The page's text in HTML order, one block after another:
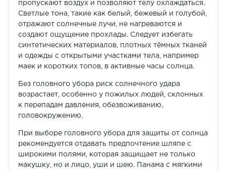
пропускают воздух и позволяют телу охлаждаться.
Светлые тона, такие как белый, бежевый и голубой,
отражают солнечные лучи, не нагреваются и
создают ощущение прохлады. Следует избегать
синтетических материалов, плотных тёмных тканей
и одежды с открытыми участками тела, например
маек и коротких топов, в активные часы солнца.
Без головного убора риск солнечного удара
возрастает, особенно у пожилых людей, склонных
к перепадам давления, обезвоживанию,
головокружению.
При выборе головного убора для защиты от солнца
рекомендуется отдавать предпочтение шляпе с
широкими полями, которая защищает не только
макушку, но и лицо, уши и шею. Панама с мягкими